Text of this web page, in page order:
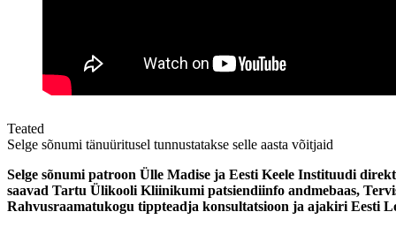
Teated
Selge sõnumi tänuüritusel tunnustatakse selle aasta võitjaid
Selge sõnumi patroon Ülle Madise ja Eesti Keele Instituudi
saavad Tartu Ülikooli Kliinikumi patsiendiinfo andmebaas,
Rahvusraamatukogu tippteadja konsultatsioon ja ajakiri Eesti